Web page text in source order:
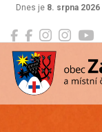
Dnes je 8. srpna 2026
Zašová